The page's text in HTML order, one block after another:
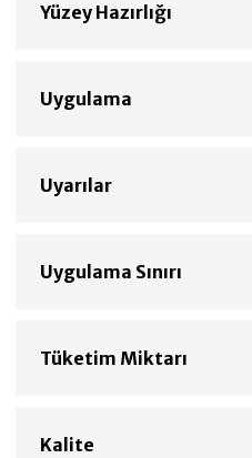
Yüzey Hazırlığı
Uygulama
Uyarılar
Uygulama Sınırı
Tüketim Miktarı
Kalite